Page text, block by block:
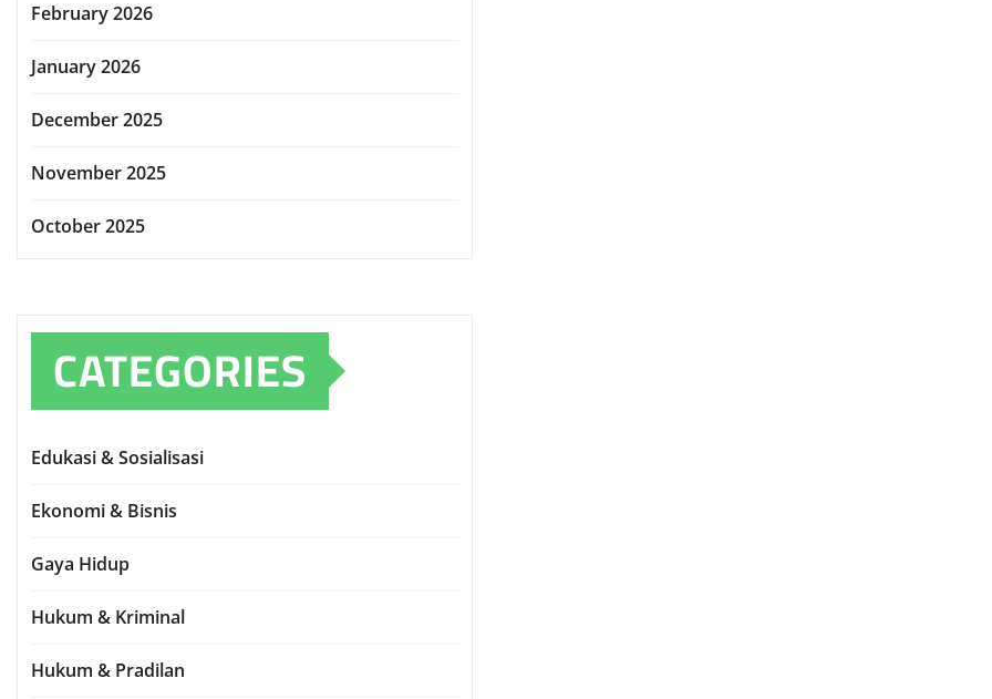
February 2026
January 2026
December 2025
November 2025
October 2025
CATEGORIES
Edukasi & Sosialisasi
Ekonomi & Bisnis
Gaya Hidup
Hukum & Kriminal
Hukum & Pradilan